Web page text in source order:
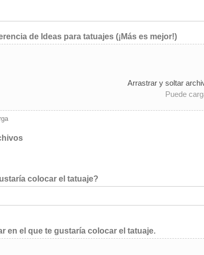
de Ideas para tatuajes (¡Más es mejor!)
Arrastrar y soltar
Puede
colocar el tatuaje?
en el que te gustaría colocar el tatuaje.